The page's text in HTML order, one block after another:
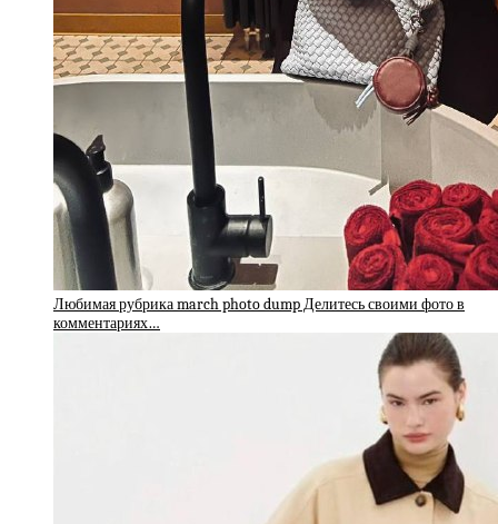
Любимая рубрика march photo dump Делитесь своими фото в
комментариях…